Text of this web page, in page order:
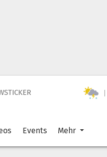
|
Events Mehr